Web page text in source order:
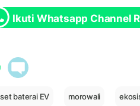
Ikuti Whatsapp Channel
baterai EV morowali